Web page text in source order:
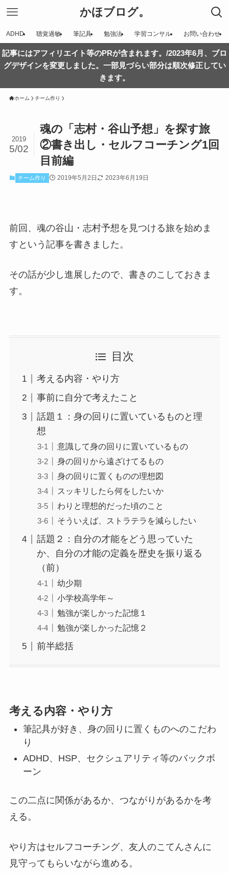
かほブログ。
ADHD 聴覚過敏 筆記具 勉強法 学習コンサル お問い合わせ
記事にはアフィリエイト等のPRが含まれます。/2023年6月、ブロ
グデザインを変更しました。一部見づらい部分は順次修正してい
きます。
ホーム チーム作り
魂の「志村・谷山予想」を探す旅
②書き出し・セルフコーチング1回
目前編
2019
5/02
チーム作り 2019年5月2日 2023年6月19日
前回、魂の谷山・志村予想を見つける旅を始めま
すという記事を書きました。
その話が少し進展したので、書きのこしておきま
す。
目次
考える内容・やり方
事前に自分で考えたこと
話題１：身の回りに置いているものと理
想
意識して身の回りに置いているもの
身の回りから遠ざけてるもの
身の回りに置くものの理想図
スッキリしたら何をしたいか
わりと理想的だった頃のこと
そういえば、ストラテラを減らしたい
話題２：自分の才能をどう思っていた
か、自分の才能の定義を歴史を振り返る
（前）
幼少期
小学校高学年～
勉強が楽しかった記憶１
勉強が楽しかった記憶２
前半総括
考える内容・やり方
筆記具が好き、身の回りに置くものへのこだわ
り
ADHD、HSP、セクシュアリティ等のバックボ
ーン
この二点に関係があるか、つながりがあるかを考
える。
やり方はセルフコーチング、友人のこてんさんに
見守ってもらいながら進める。